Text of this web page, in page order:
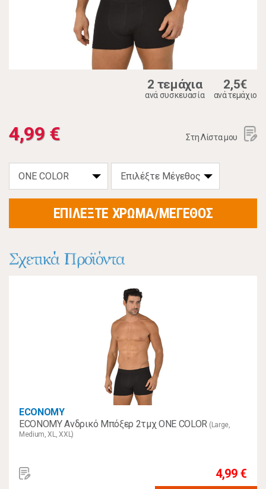
2 τεμάχια
ανά συσκευασία
2,5€
ανά τεμάχιο
4,99 € Στη Λίστα μου
ΕΠΙΛΕΞΤΕ ΧΡΩΜΑ/ΜΕΓΕΘΟΣ
Σχετικά Προϊόντα
ECONOMY
ECONOMY Ανδρικό Μπόξερ 2τμχ ONE COLOR (Large,
Medium, XL, XXL)
4,99 €